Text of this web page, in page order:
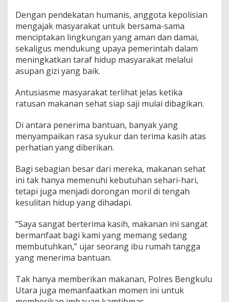
Dengan pendekatan humanis, anggota kepolisian
mengajak masyarakat untuk bersama-sama
menciptakan lingkungan yang aman dan damai,
sekaligus mendukung upaya pemerintah dalam
meningkatkan taraf hidup masyarakat melalui
asupan gizi yang baik.
Antusiasme masyarakat terlihat jelas ketika
ratusan makanan sehat siap saji mulai dibagikan.
Di antara penerima bantuan, banyak yang
menyampaikan rasa syukur dan terima kasih atas
perhatian yang diberikan.
Bagi sebagian besar dari mereka, makanan sehat
ini tak hanya memenuhi kebutuhan sehari-hari,
tetapi juga menjadi dorongan moril di tengah
kesulitan hidup yang dihadapi.
“Saya sangat berterima kasih, makanan ini sangat
bermanfaat bagi kami yang memang sedang
membutuhkan,” ujar seorang ibu rumah tangga
yang menerima bantuan.
Tak hanya memberikan makanan, Polres Bengkulu
Utara juga memanfaatkan momen ini untuk